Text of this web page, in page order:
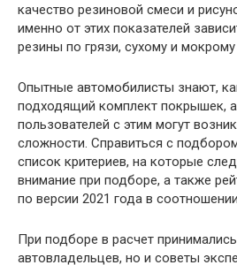
качество резиновой смеси и
именно от этих показателей
резины по грязи, сухому и мокрому
Опытные автомобилисты знают,
подходящий комплект покрышек,
пользователей с этим могут
сложности. Справиться с
список критериев, на которые
внимание при подборе, а также
по версии 2021 года в
При подборе в расчет
автовладельцев, но и советы